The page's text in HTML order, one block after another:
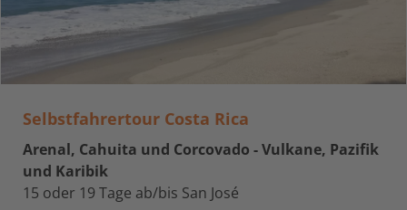
Selbstfahrertour Costa Rica
Arenal, Cahuita und Corcovado - Vulkane, Pazifik
und Karibik
15 oder 19 Tage ab/bis San José